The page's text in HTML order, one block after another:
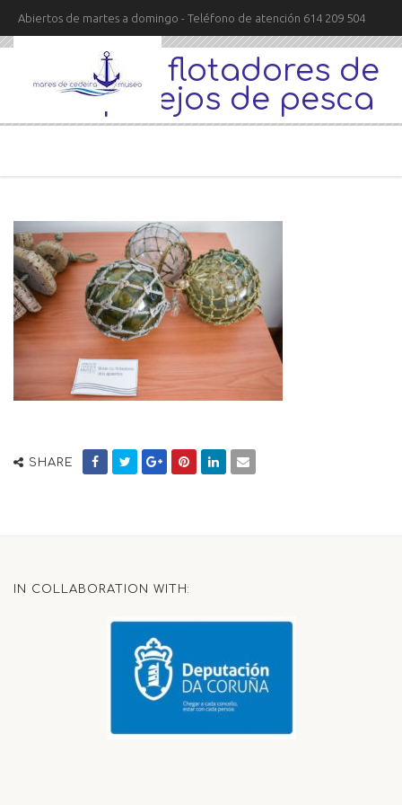
Abiertos de martes a domingo - Teléfono de atención 614 209 504
bolas de flotadores de
los aparejos de pesca
SHARE
IN COLLABORATION WITH: